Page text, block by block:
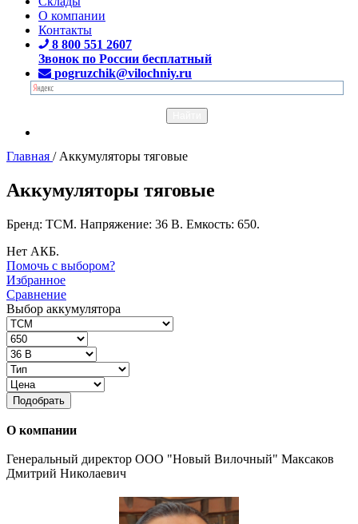
О компании
Контакты
8 800 551 2607
Звонок по России бесплатный
pogruzchik@vilochniy.ru
Главная / Аккумуляторы тяговые
Аккумуляторы тяговые
Бренд: TCM. Напряжение: 36 В. Емкость: 650.
Нет АКБ.
Помочь с выбором?
Избранное
Сравнение
Выбор аккумулятора
Подобрать
О компании
Генеральный директор ООО "Новый Вилочный" Максаков
Дмитрий Николаевич